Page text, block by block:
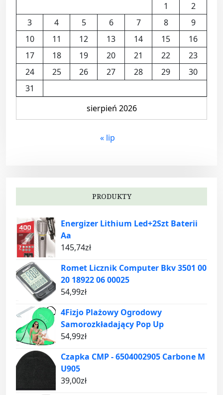
sierpień 2026
1
2
3
4 5 6 7 8
9
10
11 12 13 14 15
16
17
18 19 20 21 22
23
24
25 26 27 28 29
30
31
« lip
PRODUKTY
Energizer Lithium Led+2Szt Baterii
Aa
145,74zł
Romet Licznik Computer Bkv 3501 00
20 18922 06 00025
54,99zł
4Fizjo Plażowy Ogrodowy
Samorozkładający Pop Up
54,99zł
Czapka CMP - 6504002905 Carbone M
U905
39,00zł